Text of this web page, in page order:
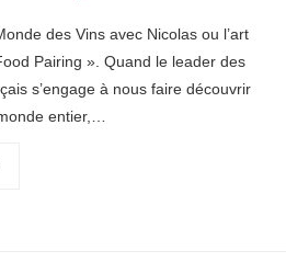
des Vins avec Nicolas ou l’art
Pairing ». Quand le leader des
s’engage à nous faire découvrir
entier,…